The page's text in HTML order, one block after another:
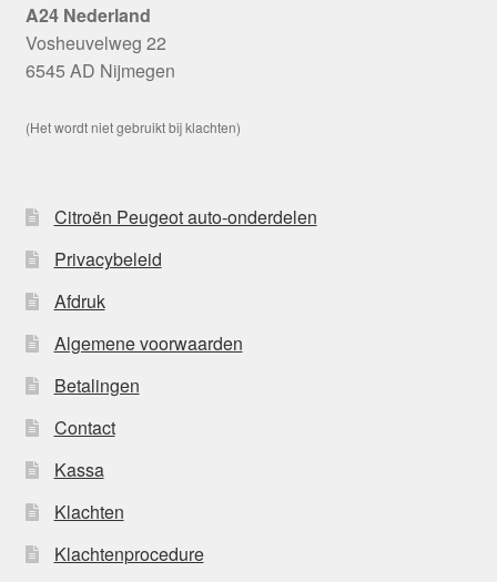
A24 Nederland
Vosheuvelweg 22
6545 AD Nijmegen
(Het wordt niet gebruikt bij klachten)
Citroën Peugeot auto-onderdelen
Privacybeleid
Afdruk
Algemene voorwaarden
Betalingen
Contact
Kassa
Klachten
Klachtenprocedure